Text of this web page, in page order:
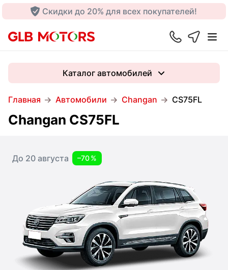
Скидки до 20% для всех покупателей!
Главная Автомобили Changan CS75FL
Каталог автомобилей
Changan CS75FL
До 20 августа –70 %